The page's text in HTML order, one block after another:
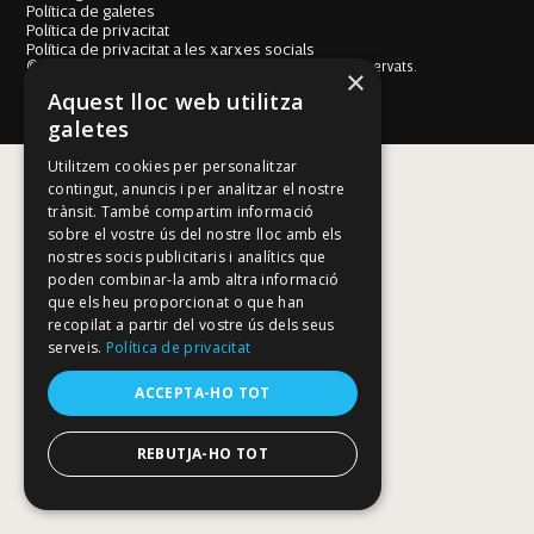
Política de galetes
Política de privacitat
Política de privacitat a les xarxes socials
© Fundació Mallorca Literària 2026. Tots els drets reservats.
Disseny i desenvolupament web BESTALDE STUDIO
×
Aquest lloc web utilitza
galetes
Utilitzem cookies per personalitzar
contingut, anuncis i per analitzar el nostre
trànsit. També compartim informació
sobre el vostre ús del nostre lloc amb els
nostres socis publicitaris i analítics que
poden combinar-la amb altra informació
que els heu proporcionat o que han
recopilat a partir del vostre ús dels seus
serveis. Política de privacitat
ACCEPTA-HO TOT
REBUTJA-HO TOT